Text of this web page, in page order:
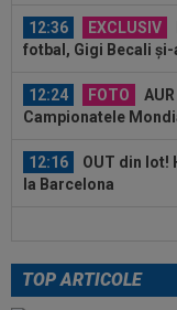
12:36 EXCLUSIV
fotbal, Gigi Becali
12:24 FOTO
Campionatele
12:16
OUT din lot!
la Barcelona
Mircea
13:06 EXCLUSIV
TOP ARTICOLE